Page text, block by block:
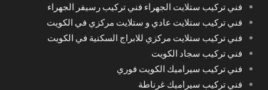
فني تركيب ستلايت الجهراء فني تركيب رسيفر الجهراء
فني تركيب ستلايت عادي و ستلايت مركزي في الكويت
فني تركيب ستلايت مركزي للابراج السكنية في الكويت
فني تركيب سجاد الكويت
فني تركيب سيراميك الكويت فوري
فني تركيب سيراميك غرناطة